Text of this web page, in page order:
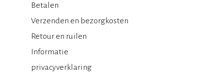
Betalen
Verzenden en bezorgkosten
Retour en ruilen
Informatie
privacyverklaring